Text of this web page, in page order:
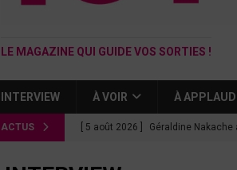
LE MAGAZINE QUI GUIDE VOS SORTIES !
INTERVIEW À VOIR À
ACTUS [ 5 août 2026 ] Géraldine